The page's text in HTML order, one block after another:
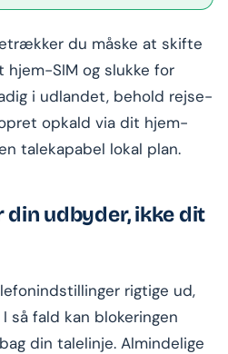
du måske at skifte
SIM og slukke for
i udlandet, behold rejse-
opkald via dit hjem-
talekapabel lokal plan.
din udbyder, ikke dit
rigtige ud,
så fald kan blokeringen
din talelinje. Almindelige